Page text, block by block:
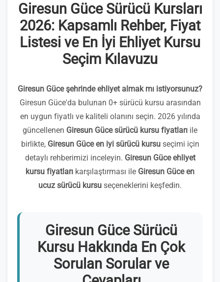
Giresun Güce Sürücü Kursları
2026: Kapsamlı Rehber, Fiyat
Listesi ve En İyi Ehliyet Kursu
Seçim Kılavuzu
Giresun Güce şehrinde ehliyet almak mı istiyorsunuz?
Giresun Güce'da bulunan 0+ sürücü kursu arasından
en uygun fiyatlı ve kaliteli olanını seçin. 2026 yılında
güncellenen Giresun Güce sürücü kursu fiyatları ile
birlikte, Giresun Güce en iyi sürücü kursuseçimi için
detaylı rehberimizi inceleyin. Giresun Güce ehliyet
kursu fiyatları karşılaştırması ile Giresun Güce en
ucuz sürücü kursu seçeneklerini keşfedin.
Giresun Güce Sürücü
Kursu Hakkında En Çok
Sorulan Sorular ve